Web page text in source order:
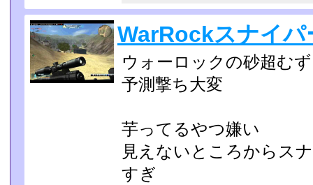
WarRockスナイパ
ウォーロックの砂超む
予測撃ち大変
芋ってるやつ嫌い
見えないところからス
すぎ